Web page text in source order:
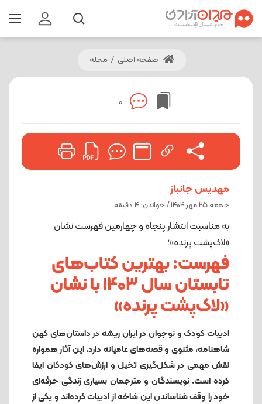
صفحه اصلی / مجله
0
مهدیس جانباز
جمعه 25 مهر 1404 / خواندن: 4 دقیقه
به مناسبت انتشار پنجاه و چهارمین فهرست نشان
«لاک‌پشت پرنده»؛
فهرست: بهترین کتاب‌های
تابستان سال 1403 با نشان‌
«لاک‌پشت پرنده»
ادبیات کودک و نوجوان در ایران ریشه در داستان‌های کهن
شاهنامه، مثنوی‌ و قصه‌های عامیانه دارد. این آثار همواره
نقش مهمی در شکل‌گیری تخیل و ارزش‌های کودکان ایفا
کرده است. نویسندگان و مترجمان بسیاری زندگی حرفه‌ای
خود را وقف شناساندن این شاخه از ادبیات کرده‌اند و یکی از